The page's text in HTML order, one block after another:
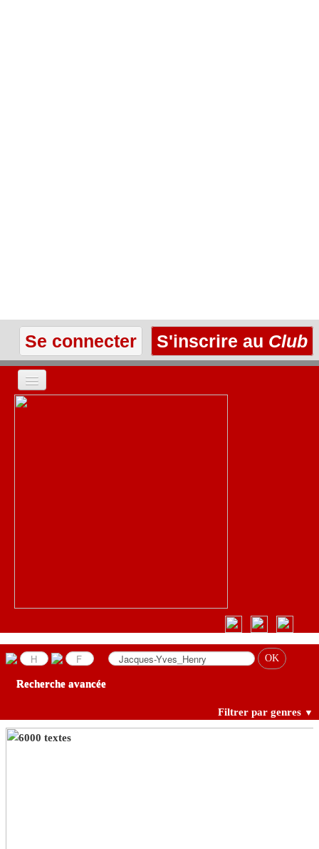
Se connecter S'inscrire au Club
Recherche avancée
Filtrer par genres ▼